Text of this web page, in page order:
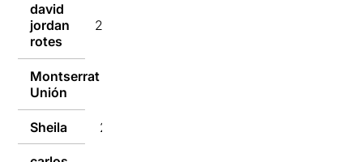
david
jordan
rotes
23/01/2017
Montserrat
Unión
Sheila 23/01/2017